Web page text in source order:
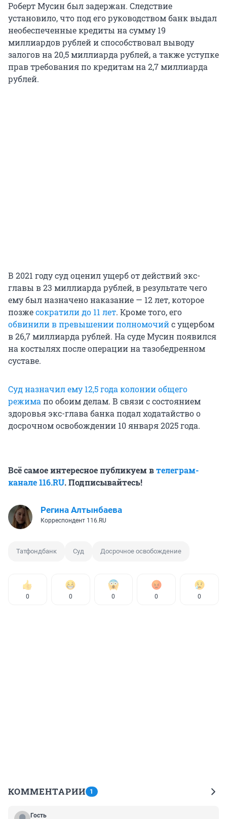
Роберт Мусин был задержан. Следствие
установило, что под его руководством банк выдал
необеспеченные кредиты на сумму 19
миллиардов рублей и способствовал выводу
залогов на 20,5 миллиарда рублей, а также уступке
прав требования по кредитам на 2,7 миллиарда
рублей.
В 2021 году суд оценил ущерб от действий экс-
главы в 23 миллиарда рублей, в результате чего
ему был назначено наказание — 12 лет, которое
позжесократили до 11 лет. Кроме того, его
обвинили в превышении полномочийс ущербом
в 26,7 миллиарда рублей. На суде Мусин появился
на костылях после операции на тазобедренном
суставе.
Суд назначил ему 12,5 года колонии общего
режима по обоим делам. В связи с состоянием
здоровья экс-глава банка подал ходатайство о
досрочном освобождении 10 января 2025 года.
Всё самое интересное публикуем втелеграм-
канале 116.RU. Подписывайтесь!
Регина Алтынбаева
Корреспондент 116.RU
Татфондбанк Суд Досрочное освобождение
0 0 0 0 0
КОММЕНТАРИИ 1
Гость